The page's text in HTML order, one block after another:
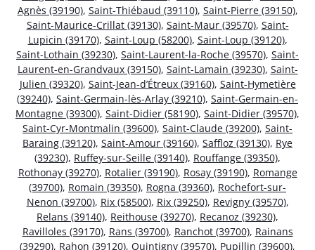
Agnès (39190), Saint-Thiébaud (39110), Saint-Pierre (39150),
Saint-Maurice-Crillat (39130), Saint-Maur (39570), Saint-
Lupicin (39170), Saint-Loup (58200), Saint-Loup (39120),
Saint-Lothain (39230), Saint-Laurent-la-Roche (39570), Saint-
Laurent-en-Grandvaux (39150), Saint-Lamain (39230), Saint-
Julien (39320), Saint-Jean-d’Étreux (39160), Saint-Hymetière
(39240), Saint-Germain-lès-Arlay (39210), Saint-Germain-en-
Montagne (39300), Saint-Didier (58190), Saint-Didier (39570),
Saint-Cyr-Montmalin (39600), Saint-Claude (39200), Saint-
Baraing (39120), Saint-Amour (39160), Saffloz (39130), Rye
(39230), Ruffey-sur-Seille (39140), Rouffange (39350),
Rothonay (39270), Rotalier (39190), Rosay (39190), Romange
(39700), Romain (39350), Rogna (39360), Rochefort-sur-
Nenon (39700), Rix (58500), Rix (39250), Revigny (39570),
Relans (39140), Reithouse (39270), Recanoz (39230),
Ravilloles (39170), Rans (39700), Ranchot (39700), Rainans
(39290), Rahon (39120), Quintigny (39570), Pupillin (39600),